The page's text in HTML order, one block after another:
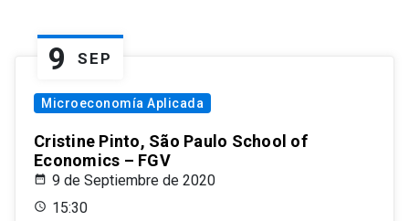
9 SEP
Microeconomía Aplicada
Cristine Pinto, São Paulo School of
Economics – FGV
9 de Septiembre de 2020
15:30